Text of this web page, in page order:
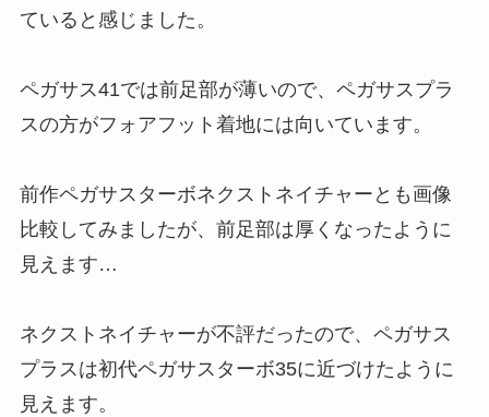
ていると感じました。
ペガサス41では前足部が薄いので、ペガサスプラ
スの方がフォアフット着地には向いています。
前作ペガサスターボネクストネイチャーとも画像
比較してみましたが、前足部は厚くなったように
見えます…
ネクストネイチャーが不評だったので、ペガサス
プラスは初代ペガサスターボ35に近づけたように
見えます。